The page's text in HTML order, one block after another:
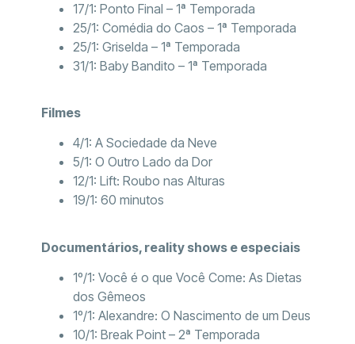
17/1: Ponto Final – 1ª Temporada
25/1: Comédia do Caos – 1ª Temporada
25/1: Griselda – 1ª Temporada
31/1: Baby Bandito – 1ª Temporada
Filmes
4/1: A Sociedade da Neve
5/1: O Outro Lado da Dor
12/1: Lift: Roubo nas Alturas
19/1: 60 minutos
Documentários, reality shows e especiais
1º/1: Você é o que Você Come: As Dietas
dos Gêmeos
1º/1: Alexandre: O Nascimento de um Deus
10/1: Break Point – 2ª Temporada